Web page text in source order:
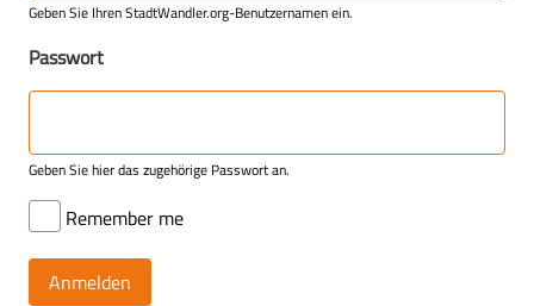
Geben Sie Ihren StadtWandler.org-Benutzernamen ein.
Passwort
Geben Sie hier das zugehörige Passwort an.
Remember me